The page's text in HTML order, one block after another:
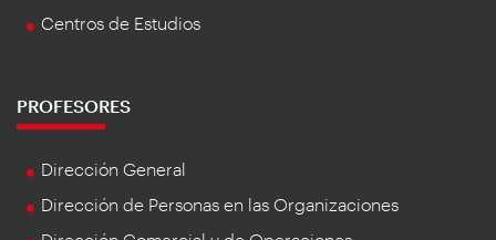
Centros de Estudios
PROFESORES
Dirección General
Dirección de Personas en las Organizaciones